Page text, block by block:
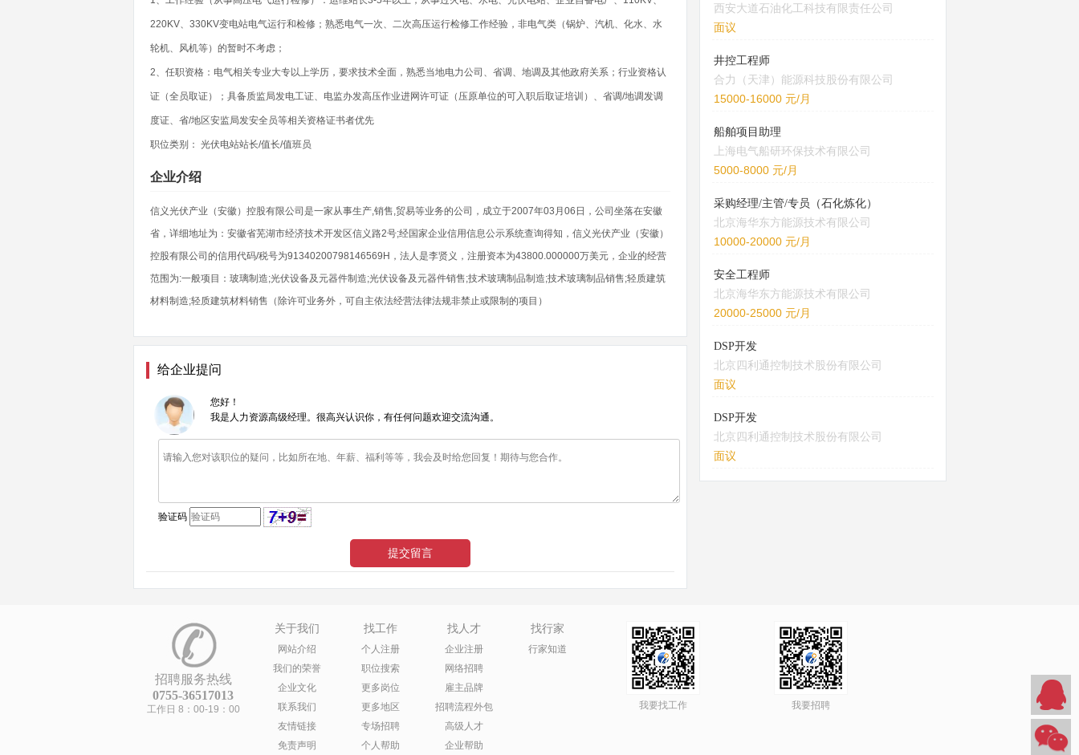
220KV、330KV变电站电气运行和检修；熟悉电气一次、二次高压运行检修工作经验，非电气类（锅炉、汽机、化水、水
轮机、风机等）的暂时不考虑；
2、任职资格：电气相关专业大专以上学历，要求技术全面，熟悉当地电力公司、省调、地调及其他政府关系；行业资格认
证（全员取证）；具备质监局发电工证、电监办发高压作业进网许可证（压原单位的可入职后取证培训）、省调/地调发调
度证、省/地区安监局发安全员等相关资格证书者优先
职位类别： 光伏电站站长/值长/值班员
企业介绍
信义光伏产业（安徽）控股有限公司是一家从事生产,销售,贸易等业务的公司，成立于2007年03月06日，公司坐落在安徽
省，详细地址为：安徽省芜湖市经济技术开发区信义路2号;经国家企业信用信息公示系统查询得知，信义光伏产业（安徽）
控股有限公司的信用代码/税号为91340200798146569H，法人是李贤义，注册资本为43800.000000万美元，企业的经营
范围为:一般项目：玻璃制造;光伏设备及元器件制造;光伏设备及元器件销售;技术玻璃制品制造;技术玻璃制品销售;轻质建筑
材料制造;轻质建筑材料销售（除许可业务外，可自主依法经营法律法规非禁止或限制的项目）
给企业提问
您好！
我是人力资源高级经理。很高兴认识你，有任何问题欢迎交流沟通。
验证码
西安大道石油化工科技有限责任公司
面议
井控工程师
合力（天津）能源科技股份有限公司
15000-16000 元/月
船舶项目助理
上海电气船研环保技术有限公司
5000-8000 元/月
采购经理/主管/专员（石化炼化）
北京海华东方能源技术有限公司
10000-20000 元/月
安全工程师
北京海华东方能源技术有限公司
20000-25000 元/月
DSP开发
北京四利通控制技术股份有限公司
面议
DSP开发
北京四利通控制技术股份有限公司
面议
招聘服务热线
0755-36517013
工作日 8：00-19：00
关于我们
网站介绍
我们的荣誉
企业文化
联系我们
友情链接
免责声明
找工作
个人注册
职位搜索
更多岗位
更多地区
专场招聘
个人帮助
找人才
企业注册
网络招聘
雇主品牌
招聘流程外包
高级人才
企业帮助
找行家
行家知道
我要找工作 我要招聘